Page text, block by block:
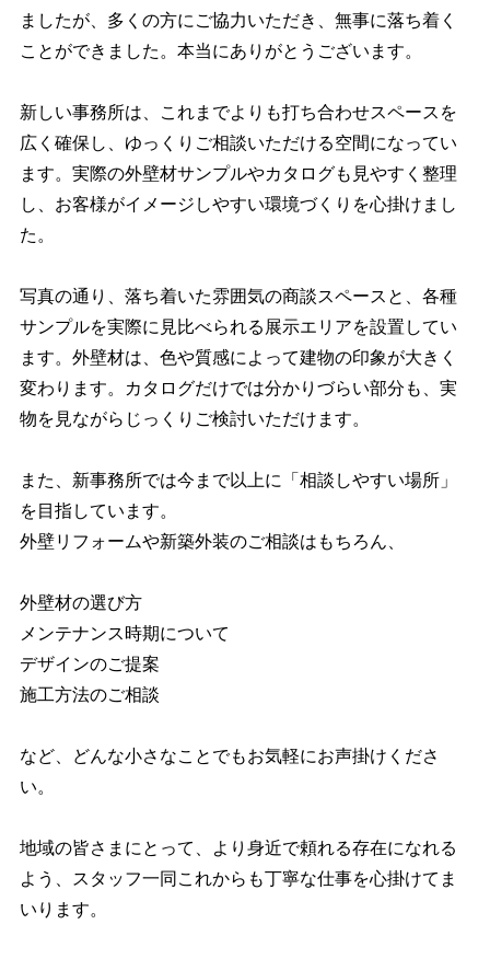
ましたが、多くの方にご協力いただき、無事に落ち着く
ことができました。本当にありがとうございます。
新しい事務所は、これまでよりも打ち合わせスペースを
広く確保し、ゆっくりご相談いただける空間になってい
ます。実際の外壁材サンプルやカタログも見やすく整理
し、お客様がイメージしやすい環境づくりを心掛けまし
た。
写真の通り、落ち着いた雰囲気の商談スペースと、各種
サンプルを実際に見比べられる展示エリアを設置してい
ます。外壁材は、色や質感によって建物の印象が大きく
変わります。カタログだけでは分かりづらい部分も、実
物を見ながらじっくりご検討いただけます。
また、新事務所では今まで以上に「相談しやすい場所」
を目指しています。
外壁リフォームや新築外装のご相談はもちろん、
外壁材の選び方
メンテナンス時期について
デザインのご提案
施工方法のご相談
など、どんな小さなことでもお気軽にお声掛けくださ
い。
地域の皆さまにとって、より身近で頼れる存在になれる
よう、スタッフ一同これからも丁寧な仕事を心掛けてま
いります。